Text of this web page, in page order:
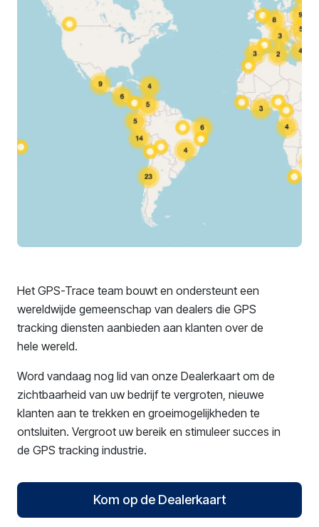
Het GPS-Trace team bouwt en ondersteunt een
wereldwijde gemeenschap van dealers die GPS
tracking diensten aanbieden aan klanten over de
hele wereld.
Word vandaag nog lid van onze Dealerkaart om de
zichtbaarheid van uw bedrijf te vergroten, nieuwe
klanten aan te trekken en groeimogelijkheden te
ontsluiten. Vergroot uw bereik en stimuleer succes in
de GPS tracking industrie.
Kom op de Dealerkaart